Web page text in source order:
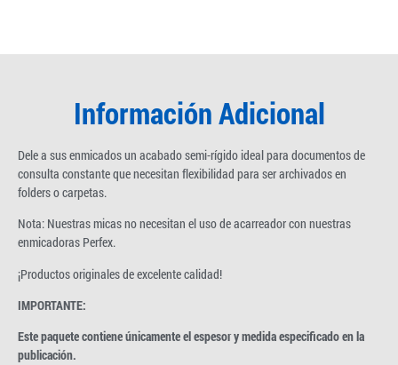
Información Adicional
Dele a sus enmicados un acabado semi-rígido ideal para documentos de
consulta constante que necesitan flexibilidad para ser archivados en
folders o carpetas.
Nota: Nuestras micas no necesitan el uso de acarreador con nuestras
enmicadoras Perfex.
¡Productos originales de excelente calidad!
IMPORTANTE:
Este paquete contiene únicamente el espesor y medida especificado en la
publicación.